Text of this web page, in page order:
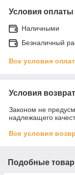
Условия оплаты
Наличными
Безналичный
Все условия
Условия
Законом не
надлежащего
Все условия
Подобные